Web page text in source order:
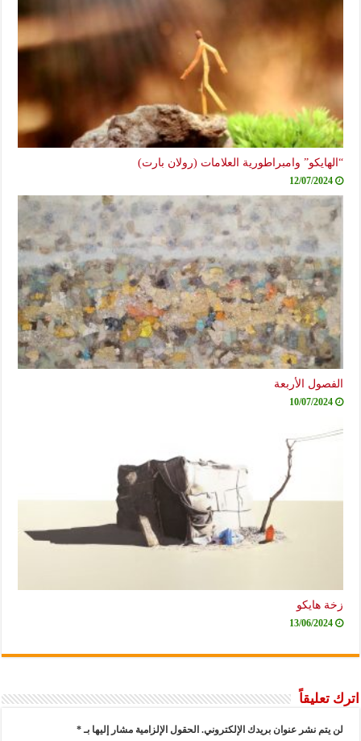
“الهايكو” وامبراطورية العلامات (رولان بارت)
12/07/2024
الفصول الأربعة
10/07/2024
زخة هايكو
13/06/2024
اترك تعليقاً
لن يتم نشر عنوان بريدك الإلكتروني. الحقول الإلزامية مشار إليها بـ*